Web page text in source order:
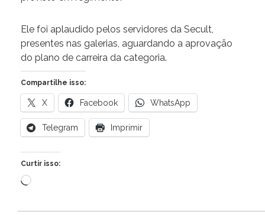
Ele foi aplaudido pelos servidores da Secult,
presentes nas galerias, aguardando a aprovação
do plano de carreira da categoria.
Compartilhe isso:
X Facebook WhatsApp
Telegram Imprimir
Curtir isso:
Carregando...